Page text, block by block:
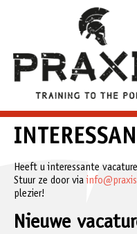
Heeft u interessante
Stuur ze door via
plezier!
Nieuwe